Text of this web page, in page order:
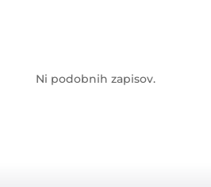
Ni podobnih zapisov.